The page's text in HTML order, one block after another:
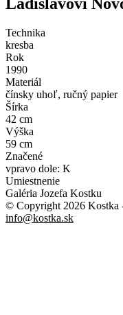
Technika
kresba
Rok
1990
Materiál
čínsky uhoľ, ručný papier
Šírka
42 cm
Výška
59 cm
Značené
vpravo dole: K
Umiestnenie
Galéria Jozefa Kostku
© Copyright 2026 Kostka
info@kostka.sk